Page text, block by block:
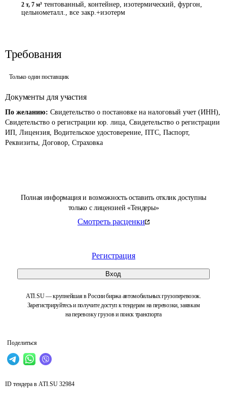
Полная информация и возможность оставить отклик доступны
только с лицензией «Тендеры»
Смотреть расценки
Регистрация
Вход
ATI.SU — крупнейшая в России биржа автомобильных грузоперевозок.
Зарегистрируйтесь и получите доступ к тендерам на перевозки, заявкам
на перевозку грузов и поиск транспорта
Поделиться
2 т, 7 м³ тентованный, контейнер, изотермический, фургон,
цельнометалл., все закр.+изотерм
Требования
Только один поставщик
Документы для участия
По желанию: Свидетельство о постановке на налоговый учет (ИНН),
Свидетельство о регистрации юр. лица, Свидетельство о регистрации
ИП, Лицензия, Водительское удостоверение, ПТС, Паспорт,
Реквизиты, Договор, Страховка
ID тендера в ATI.SU 32984